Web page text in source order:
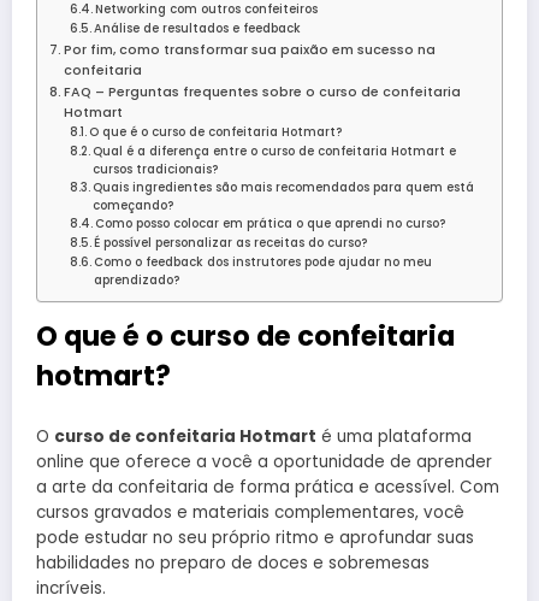
Networking com outros confeiteiros
Análise de resultados e feedback
Por fim, como transformar sua paixão em sucesso na
confeitaria
FAQ – Perguntas frequentes sobre o curso de confeitaria
Hotmart
O que é o curso de confeitaria Hotmart?
Qual é a diferença entre o curso de confeitaria Hotmart e
cursos tradicionais?
Quais ingredientes são mais recomendados para quem está
começando?
Como posso colocar em prática o que aprendi no curso?
É possível personalizar as receitas do curso?
Como o feedback dos instrutores pode ajudar no meu
aprendizado?
O que é o curso de confeitaria
hotmart?
O curso de confeitaria Hotmart é uma plataforma
online que oferece a você a oportunidade de aprender
a arte da confeitaria de forma prática e acessível. Com
cursos gravados e materiais complementares, você
pode estudar no seu próprio ritmo e aprofundar suas
habilidades no preparo de doces e sobremesas
incríveis.